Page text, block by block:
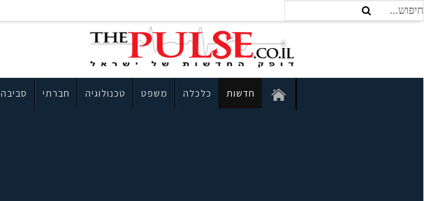
חדשות כלכלה משפט טכנולוגיה חברתי סביבה